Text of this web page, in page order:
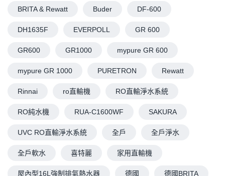
BRITA & Rewatt Buder DF-600
DH1635F EVERPOLL GR 600
GR600 GR1000 mypure GR 600
mypure GR 1000 PURETRON Rewatt
Rinnai ro直輸機 RO直輸淨水系統
RO純水機 RUA-C1600WF SAKURA
UVC RO直輸淨水系統 全戶 全戶淨水
全戶軟水 喜特麗 家用直輸機
屋內型16L強制排氣熱水器 德國 德國BRITA